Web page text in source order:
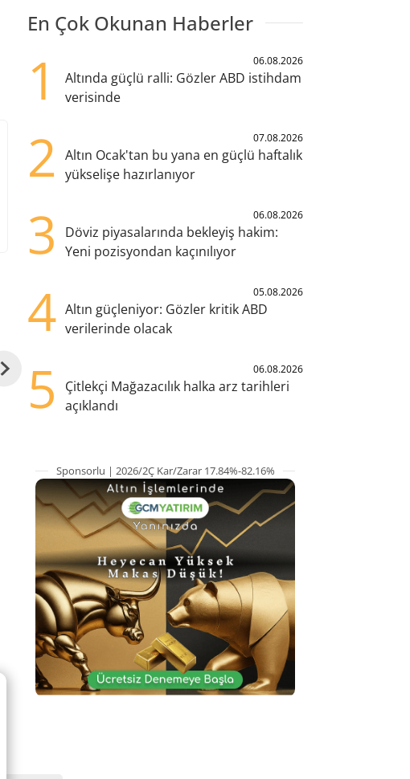
En Çok Okunan Haberler
1 06.08.2026
Altında güçlü ralli: Gözler ABD istihdam
verisinde
2 07.08.2026
Altın Ocak'tan bu yana en güçlü haftalık
yükselişe hazırlanıyor
3 06.08.2026
Döviz piyasalarında bekleyiş hakim:
Yeni pozisyondan kaçınılıyor
4 05.08.2026
Altın güçleniyor: Gözler kritik ABD
verilerinde olacak
5 06.08.2026
Çitlekçi Mağazacılık halka arz tarihleri
açıklandı
Sponsorlu | 2026/2Ç Kar/Zarar 17.84%-82.16%